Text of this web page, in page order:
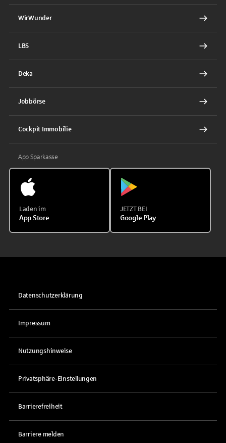
WirWunder
LBS
Deka
Jobbörse
Cockpit Immobilie
App Sparkasse
Laden im
App Store
JETZT BEI
Google Play
Datenschutzerklärung
Impressum
Nutzungshinweise
Privatsphäre-Einstellungen
Barrierefreiheit
Barriere melden